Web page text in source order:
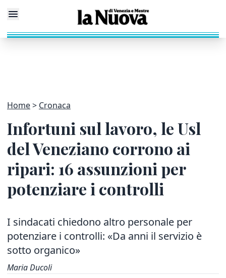
Home Cronaca
Infortuni sul lavoro, le Usl
del Veneziano corrono ai
ripari: 16 assunzioni per
potenziare i controlli
I sindacati chiedono altro personale per
potenziare i controlli: «Da anni il servizio è
sotto organico»
Maria Ducoli